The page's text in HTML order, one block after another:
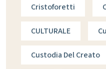
Cristoforetti
CULTURALE
Custodia Del Creato